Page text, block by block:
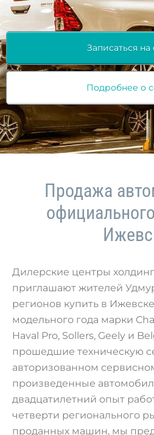
Записаться
Подробнее о
Продажа
Дилерские центры
приглашают жителей
регионов купить в
модельного года марки
Haval Pro, Sollers, Geely и
прошедшие техническую
авторизованном
произведенные
двадцатилетний опыт
четверти регионального
проданных машин, мы